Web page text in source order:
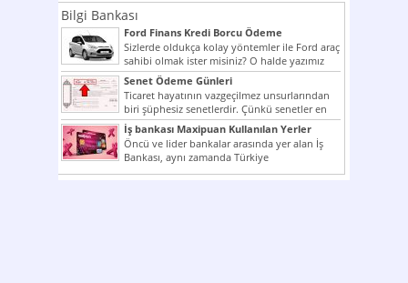
Bilgi Bankası
Ford Finans Kredi Borcu Ödeme
Sizlerde oldukça kolay yöntemler ile Ford araç
sahibi olmak ister misiniz? O halde yazımız
ilginizi...
Senet Ödeme Günleri
Ticaret hayatının vazgeçilmez unsurlarından
biri şüphesiz senetlerdir. Çünkü senetler en
çok kullanılan ödeme araçlarıdır. Taksitler...
İş bankası Maxipuan Kullanılan Yerler
Öncü ve lider bankalar arasında yer alan İş
Bankası, aynı zamanda Türkiye
Cumhuriyeti’nin ilk milli...